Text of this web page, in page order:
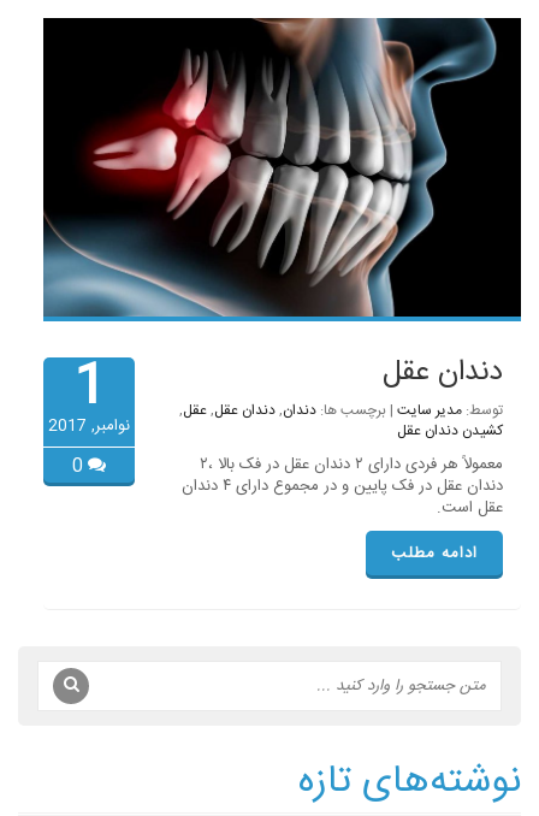
1نوامبر, 2017
دندان عقل
توسط: مدیر سایت | برچسب ها: دندان,دندان عقل,عقل,
کشیدن دندان عقل
معمولاً هر فردی دارای ۲ دندان عقل در فک بالا ،۲
دندان عقل در فک پایین و در مجموع دارای ۴ دندان
عقل است.
ادامه مطلب
نوشته‌های تازه